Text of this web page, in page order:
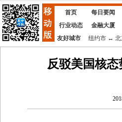
首页 每日要闻
行业动态
金融大厦
友好城市
纽约市↔ 北
反驳美国核